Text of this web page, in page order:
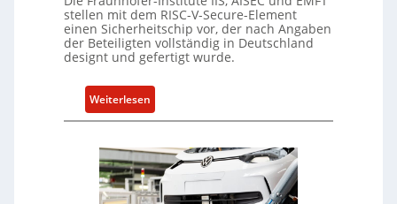
i
l
i
e
n
e
c
t
f
t
s
e
i
h
i
t
f
stellen mit dem RISC-V-Secure-Element
einen Sicherheitschip vor, der nach Angaben
der Beteiligten vollständig in Deutschland
designt und gefertigt wurde.
Weiterlesen
F
a
u
n